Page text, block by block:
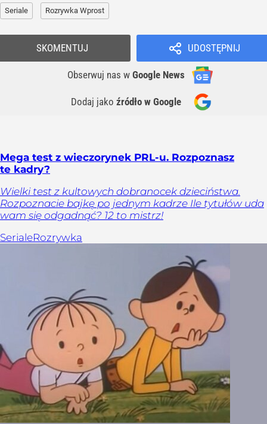
Seriale Rozrywka Wprost
UDOSTĘPNIJ
Obserwuj nas w Google News
Dodaj jako źródło w Google
SKOMENTUJ
Mega test z wieczorynek PRL-u. Rozpoznasz
te kadry?
Wielki test z kultowych dobranocek dzieciństwa.
Rozpoznacie bajkę po jednym kadrze Ile tytułów uda
wam się odgadnąć? 12 to mistrz!
SerialeRozrywka